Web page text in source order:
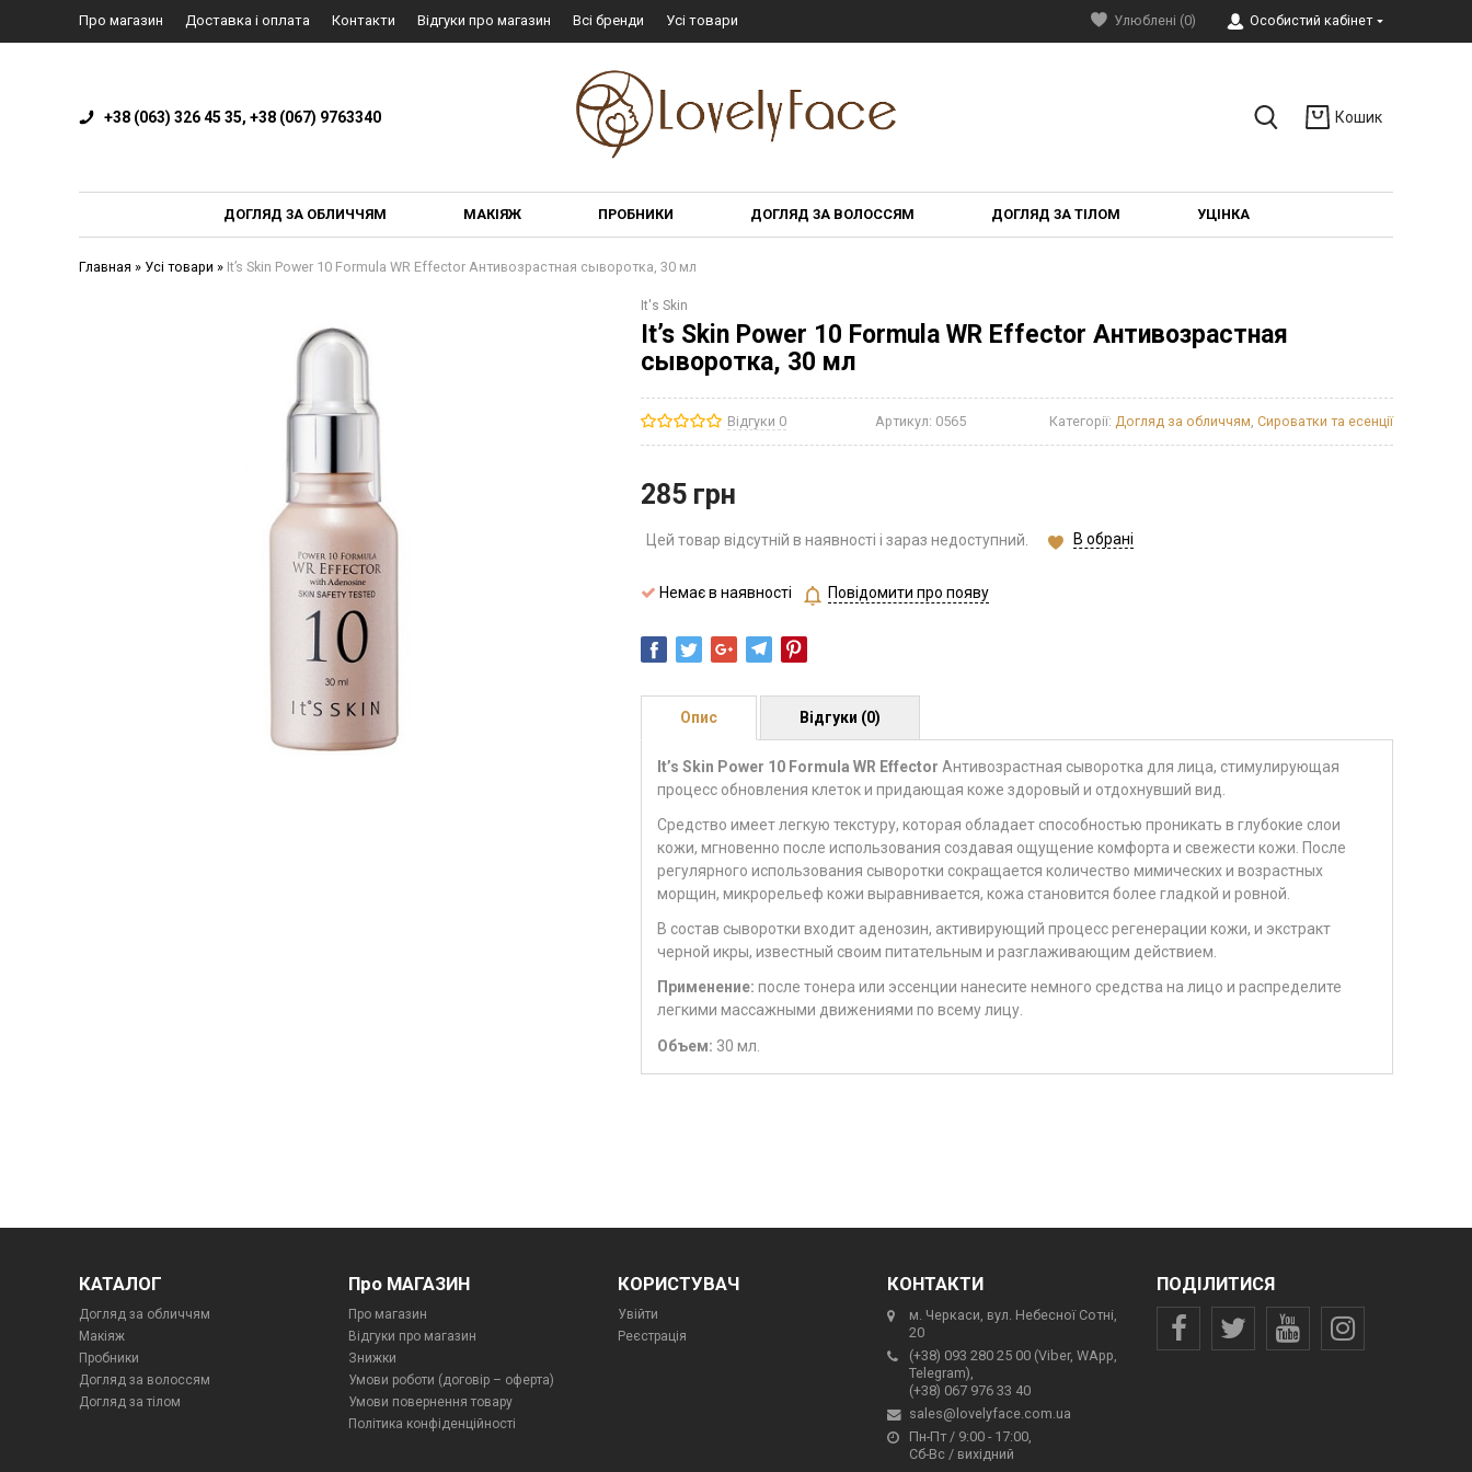
Про магазин Доставка і оплата Контакти Відгуки про магазин Всі бренди Усі товари Улюблені (0) Особистий кабінет
+38 (063) 326 45 35, +38 (067) 9763340 Кошик
ДОГЛЯД ЗА ОБЛИЧЧЯМ МАКІЯЖ ПРОБНИКИ ДОГЛЯД ЗА ВОЛОССЯМ ДОГЛЯД ЗА ТІЛОМ УЦІНКА
Главная » Усі товари » It’s Skin Power 10 Formula WR Effector Антивозрастная сыворотка, 30 мл
It's Skin
It’s Skin Power 10 Formula WR Effector Антивозрастная
сыворотка, 30 мл
Відгуки 0 Артикул: 0565 Категорії: Догляд за обличчям Сироватки та есенції
285 грн
Цей товар відсутній в наявності і зараз недоступний. В обрані
Немає в наявності Повідомити про появу
Опис
It’s Skin Power 10 Formula WR Effector Антивозрастная сыворотка для лица, стимулирующая
процесс обновления клеток и придающая коже здоровый и отдохнувший вид.
Средство имеет легкую текстуру, которая обладает способностью проникать в глубокие слои
кожи, мгновенно после использования создавая ощущение комфорта и свежести кожи. После
регулярного использования сыворотки сокращается количество мимических и возрастных
морщин, микрорельеф кожи выравнивается, кожа становится более гладкой и ровной.
В состав сыворотки входит аденозин, активирующий процесс регенерации кожи, и экстракт
черной икры, известный своим питательным и разглаживающим действием.
Применение: после тонера или эссенции нанесите немного средства на лицо и распределите
легкими массажными движениями по всему лицу.
Объем: 30 мл.
Відгуки (0)
КАТАЛОГ
Догляд за обличчям
Макіяж
Пробники
Догляд за волоссям
Догляд за тілом
Про МАГАЗИН
Про магазин
Відгуки про магазин
Знижки
Умови роботи (договір – оферта)
Умови повернення товару
Політика конфіденційності
КОРИСТУВАЧ
Увійти
Реєстрація
КОНТАКТИ
м. Черкаси, вул. Небесної Сотні,
20
(+38) 093 280 25 00 (Viber, WApp,
Telegram),
(+38) 067 976 33 40
sales@lovelyface.com.ua
Пн-Пт / 9:00 - 17:00,
Сб-Вс / вихідний
ПОДІЛИТИСЯ